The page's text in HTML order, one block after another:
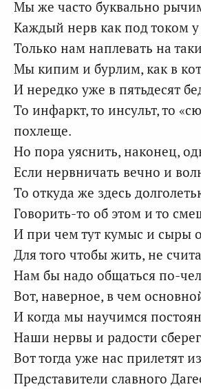
Мы же часто буквально
Каждый нерв как под током у
Только нам наплевать на
Мы кипим и бурлим, как в
И нередко уже в пятьдесят
То инфаркт, то инсульт, то
похлеще.
Но пора уяснить, наконец,
Если нервничать вечно и
То откуда же здесь
Говорить-то об этом и то
И при чем тут кумыс и сыры
Для того чтобы жить, не
Нам бы надо общаться по-
Вот, наверное, в чем
И когда мы научимся
Наши нервы и радости
Вот тогда уже нас прилетят
Представители славного